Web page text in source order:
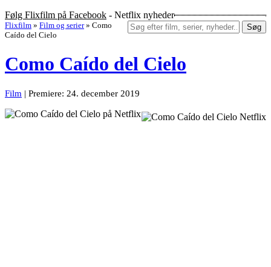
Følg Flixfilm på Facebook - Netflix nyheder
Søg
Flixfilm » Film og serier » Como
Caído del Cielo
Como Caído del Cielo
Film | Premiere: 24. december 2019